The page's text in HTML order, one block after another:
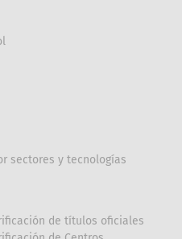
sectores y tecnologías
de títulos oficiales